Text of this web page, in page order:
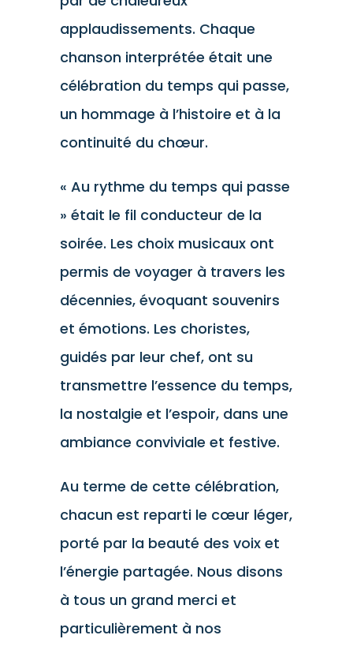
applaudissements. Chaque
chanson interprétée était une
célébration du temps qui passe,
un hommage à l’histoire et à la
continuité du chœur.
« Au rythme du temps qui passe
» était le fil conducteur de la
soirée. Les choix musicaux ont
permis de voyager à travers les
décennies, évoquant souvenirs
et émotions. Les choristes,
guidés par leur chef, ont su
transmettre l’essence du temps,
la nostalgie et l’espoir, dans une
ambiance conviviale et festive.
Au terme de cette célébration,
chacun est reparti le cœur léger,
porté par la beauté des voix et
l’énergie partagée. Nous disons
à tous un grand merci et
particulièrement à nos